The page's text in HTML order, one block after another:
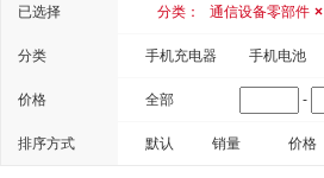
已选择 分类： 通信设备零部件 ×
分类 手机充电器 手机电池
价格 全部 -
排序方式 默认 销量 价格